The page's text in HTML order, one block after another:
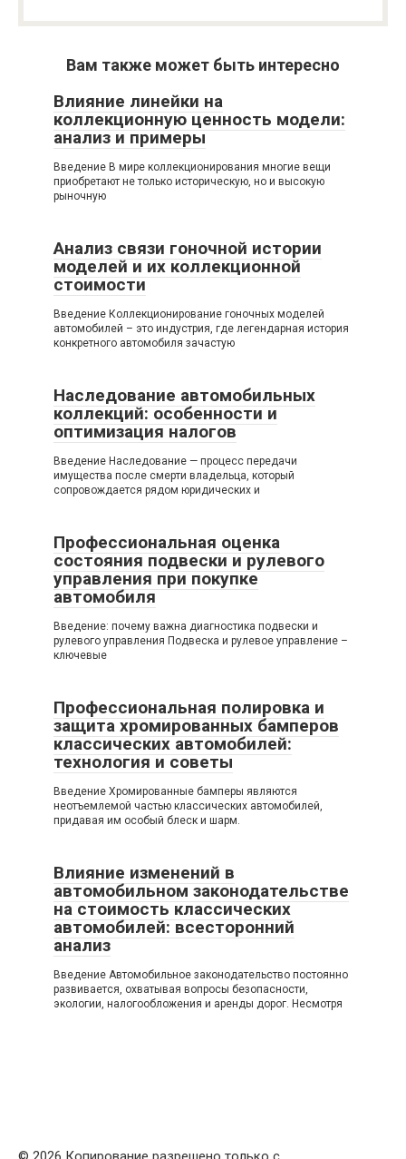
Вам также может быть интересно
Влияние линейки на
коллекционную ценность модели:
анализ и примеры
Введение В мире коллекционирования многие вещи
приобретают не только историческую, но и высокую
рыночную
Анализ связи гоночной истории
моделей и их коллекционной
стоимости
Введение Коллекционирование гоночных моделей
автомобилей – это индустрия, где легендарная история
конкретного автомобиля зачастую
Наследование автомобильных
коллекций: особенности и
оптимизация налогов
Введение Наследование — процесс передачи
имущества после смерти владельца, который
сопровождается рядом юридических и
Профессиональная оценка
состояния подвески и рулевого
управления при покупке
автомобиля
Введение: почему важна диагностика подвески и
рулевого управления Подвеска и рулевое управление –
ключевые
Профессиональная полировка и
защита хромированных бамперов
классических автомобилей:
технология и советы
Введение Хромированные бамперы являются
неотъемлемой частью классических автомобилей,
придавая им особый блеск и шарм.
Влияние изменений в
автомобильном законодательстве
на стоимость классических
автомобилей: всесторонний
анализ
Введение Автомобильное законодательство постоянно
развивается, охватывая вопросы безопасности,
экологии, налогообложения и аренды дорог. Несмотря